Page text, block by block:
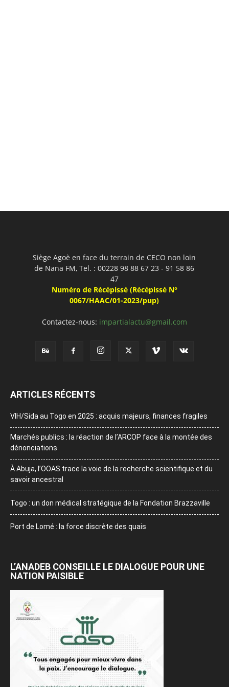
Siège Agoè en face du terrain de CECO non loin
de Nana FM, Tel. : 00228 98 88 67 23 - 91 58 86
47
Numéro de Récépissé (Récépissé N°
0067/HAAC/01-2023/pup)
Contactez-nous: impartialactu@gmail.com
ARTICLES RÉCENTS
VIH/Sida au Togo en 2025 : acquis majeurs, finances fragiles
Marchés publics : la réaction de l’ARCOP face à la montée des
dénonciations
À Abuja, l’OOAS trace la voie de la recherche scientifique et du
savoir ancestral
Togo : un don médical stratégique de la Fondation Brazzaville
Port de Lomé : la force discrète des quais
L’ANADEB CONSEILLE LE DIALOGUE POUR UNE
NATION PAISIBLE